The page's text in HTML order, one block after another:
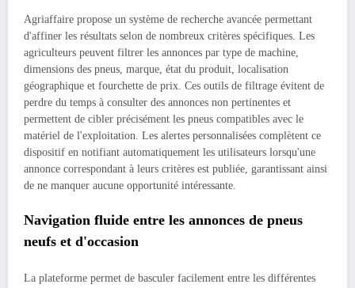
Agriaffaire propose un système de recherche avancée permettant
d'affiner les résultats selon de nombreux critères spécifiques. Les
agriculteurs peuvent filtrer les annonces par type de machine,
dimensions des pneus, marque, état du produit, localisation
géographique et fourchette de prix. Ces outils de filtrage évitent de
perdre du temps à consulter des annonces non pertinentes et
permettent de cibler précisément les pneus compatibles avec le
matériel de l'exploitation. Les alertes personnalisées complètent ce
dispositif en notifiant automatiquement les utilisateurs lorsqu'une
annonce correspondant à leurs critères est publiée, garantissant ainsi
de ne manquer aucune opportunité intéressante.
Navigation fluide entre les annonces de pneus
neufs et d'occasion
La plateforme permet de basculer facilement entre les différentes